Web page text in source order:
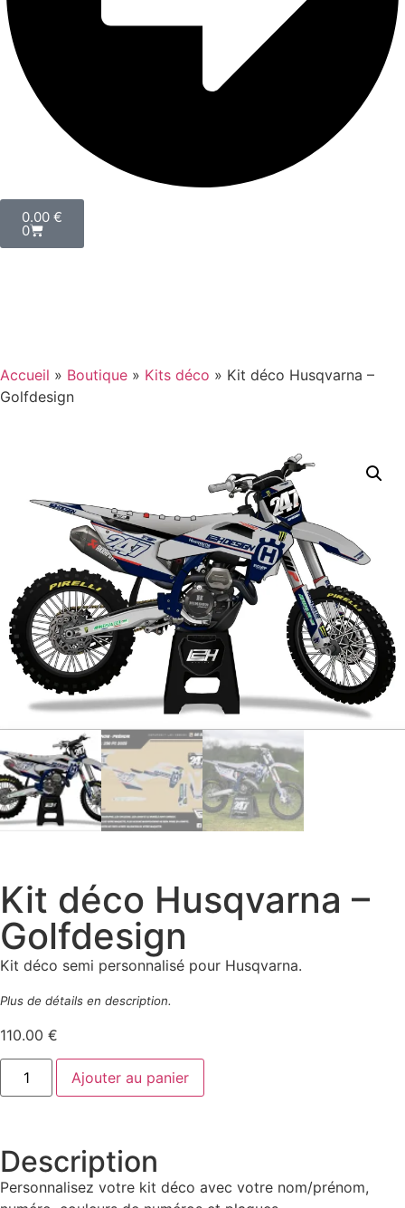
0.00 €
0
Accueil » Boutique » Kits déco » Kit déco Husqvarna –
Golfdesign
Kit déco Husqvarna –
Golfdesign
Kit déco semi personnalisé pour Husqvarna.
Plus de détails en description.
110.00 €
Ajouter au panier
Description
Personnalisez votre kit déco avec votre nom/prénom,